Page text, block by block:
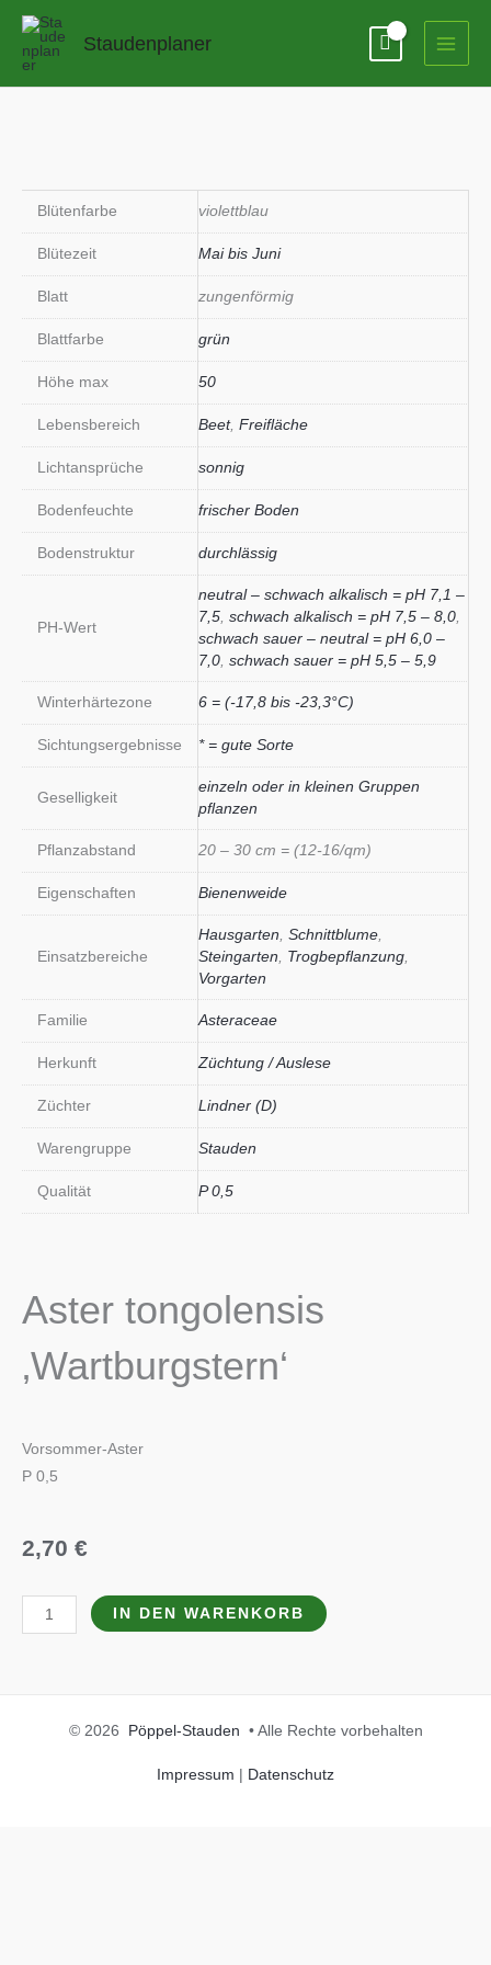
Zum
springen
Staudenplaner
Blütenfarbe violettblau
Blütezeit Mai bis Juni
Blatt zungenförmig
Blattfarbe grün
Höhe max 50
Lebensbereich Beet, Freifläche
Lichtansprüche sonnig
Bodenfeuchte frischer Boden
Bodenstruktur durchlässig
PH-Wert
neutral – schwach alkalisch = pH 7,1 –
7,5 schwach alkalisch = pH 7,5 – 8,0
schwach sauer – neutral = pH 6,0 –
7,0 schwach sauer = pH 5,5 – 5,9
Winterhärtezone 6 = (-17,8 bis -23,3°C)
Sichtungsergebnisse * = gute Sorte
Geselligkeit
einzeln oder in kleinen Gruppen
pflanzen
Pflanzabstand 20 – 30 cm = (12-16/qm)
Eigenschaften Bienenweide
Einsatzbereiche
Hausgarten Schnittblume
Steingarten
Trogbepflanzung
Vorgarten
Familie Asteraceae
Herkunft Züchtung / Auslese
Züchter Lindner (D)
Warengruppe Stauden
Qualität P 0,5
Aster tongolensis
‚Wartburgstern‘
Vorsommer-Aster
P 0,5
2,70 €
Aster
tongolensis
IN DEN WARENKORB
© 2026 Pöppel-Stauden • Alle Rechte vorbehalten
Impressum | Datenschutz